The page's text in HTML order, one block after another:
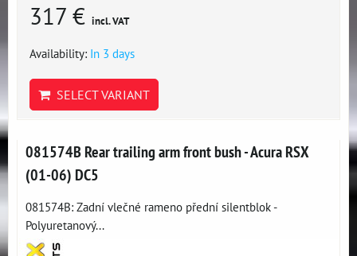
317 € incl. VAT
Availability: In 3 days
SELECT VARIANT
081574B Rear trailing arm front bush - Acura RSX
(01-06) DC5
081574B: Zadní vlečné rameno přední silentblok -
Polyuretanový...